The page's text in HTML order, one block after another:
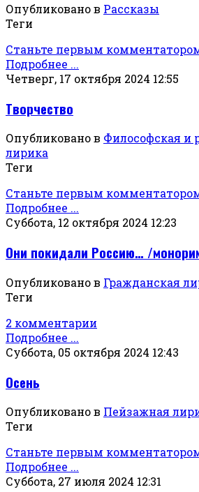
Опубликовано в Рассказы
Теги
Станьте первым
Подробнее ...
Четверг, 17 октября 2024 12:55
Творчество
Опубликовано в Философская и
лирика
Теги
Станьте первым
Подробнее ...
Суббота, 12 октября 2024 12:23
Они покидали Россию… /
Опубликовано в Гражданская
Теги
2 комментарии
Подробнее ...
Суббота, 05 октября 2024 12:43
Осень
Опубликовано в Пейзажная
Теги
Станьте первым
Подробнее ...
Суббота, 27 июля 2024 12:31